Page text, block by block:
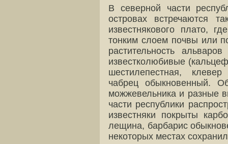
В северной части
островах встречаются
известнякового плато,
тонким слоем почвы или
растительность
известколюбивые
шестилепестная,
чабрец обыкновенный.
можжевельника и разные
части республики
известняки покрыты
лещина, барбарис
некоторых местах